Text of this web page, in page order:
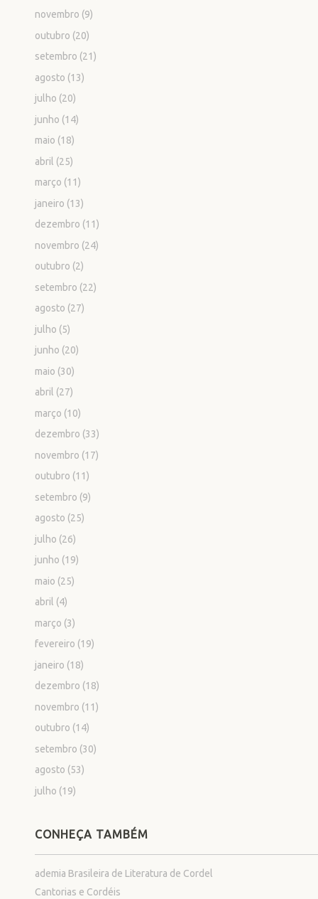
novembro (9)
outubro (20)
setembro (21)
agosto (13)
julho (20)
junho (14)
maio (18)
abril (25)
março (11)
janeiro (13)
dezembro (11)
novembro (24)
outubro (2)
setembro (22)
agosto (27)
julho (5)
junho (20)
maio (30)
abril (27)
março (10)
dezembro (33)
novembro (17)
outubro (11)
setembro (9)
agosto (25)
julho (26)
junho (19)
maio (25)
abril (4)
março (3)
fevereiro (19)
janeiro (18)
dezembro (18)
novembro (11)
outubro (14)
setembro (30)
agosto (53)
julho (19)
CONHEÇA TAMBÉM
ademia Brasileira de Literatura de Cordel
Cantorias e Cordéis